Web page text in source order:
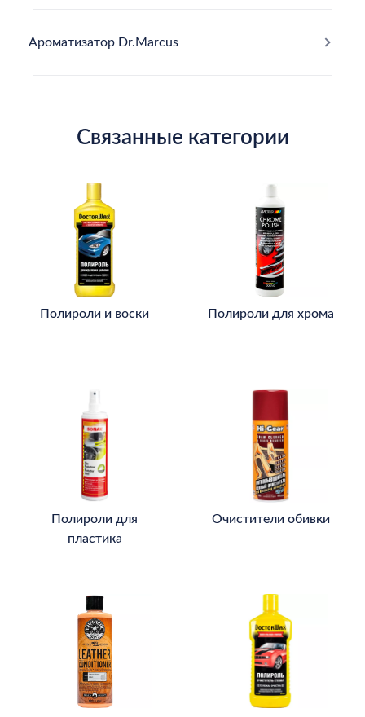
Ароматизатор Dr.Marcus
Связанные категории
Полироли и воски Полироли для хрома
Полироли для
пластика
Очистители обивки